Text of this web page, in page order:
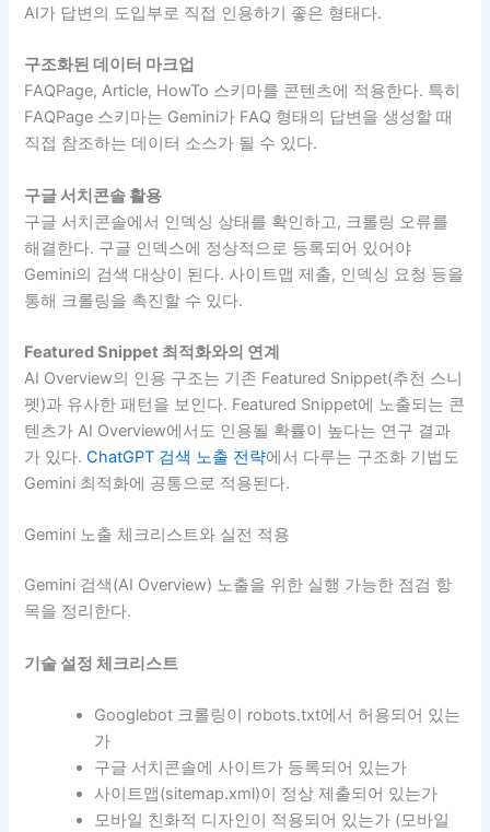
AI가 답변의 도입부로 직접 인용하기 좋은 형태다.
구조화된 데이터 마크업
FAQPage, Article, HowTo 스키마를 콘텐츠에 적용한다. 특히
FAQPage 스키마는 Gemini가 FAQ 형태의 답변을 생성할 때
직접 참조하는 데이터 소스가 될 수 있다.
구글 서치콘솔 활용
구글 서치콘솔에서 인덱싱 상태를 확인하고, 크롤링 오류를
해결한다. 구글 인덱스에 정상적으로 등록되어 있어야
Gemini의 검색 대상이 된다. 사이트맵 제출, 인덱싱 요청 등을
통해 크롤링을 촉진할 수 있다.
Featured Snippet 최적화와의 연계
AI Overview의 인용 구조는 기존 Featured Snippet(추천 스니
펫)과 유사한 패턴을 보인다. Featured Snippet에 노출되는 콘
텐츠가 AI Overview에서도 인용될 확률이 높다는 연구 결과
가 있다.ChatGPT 검색 노출 전략에서 다루는 구조화 기법도
Gemini 최적화에 공통으로 적용된다.
Gemini 노출 체크리스트와 실전 적용
Gemini 검색(AI Overview) 노출을 위한 실행 가능한 점검 항
목을 정리한다.
기술 설정 체크리스트
Googlebot 크롤링이 robots.txt에서 허용되어 있는
가
구글 서치콘솔에 사이트가 등록되어 있는가
사이트맵(sitemap.xml)이 정상 제출되어 있는가
모바일 친화적 디자인이 적용되어 있는가 (모바일